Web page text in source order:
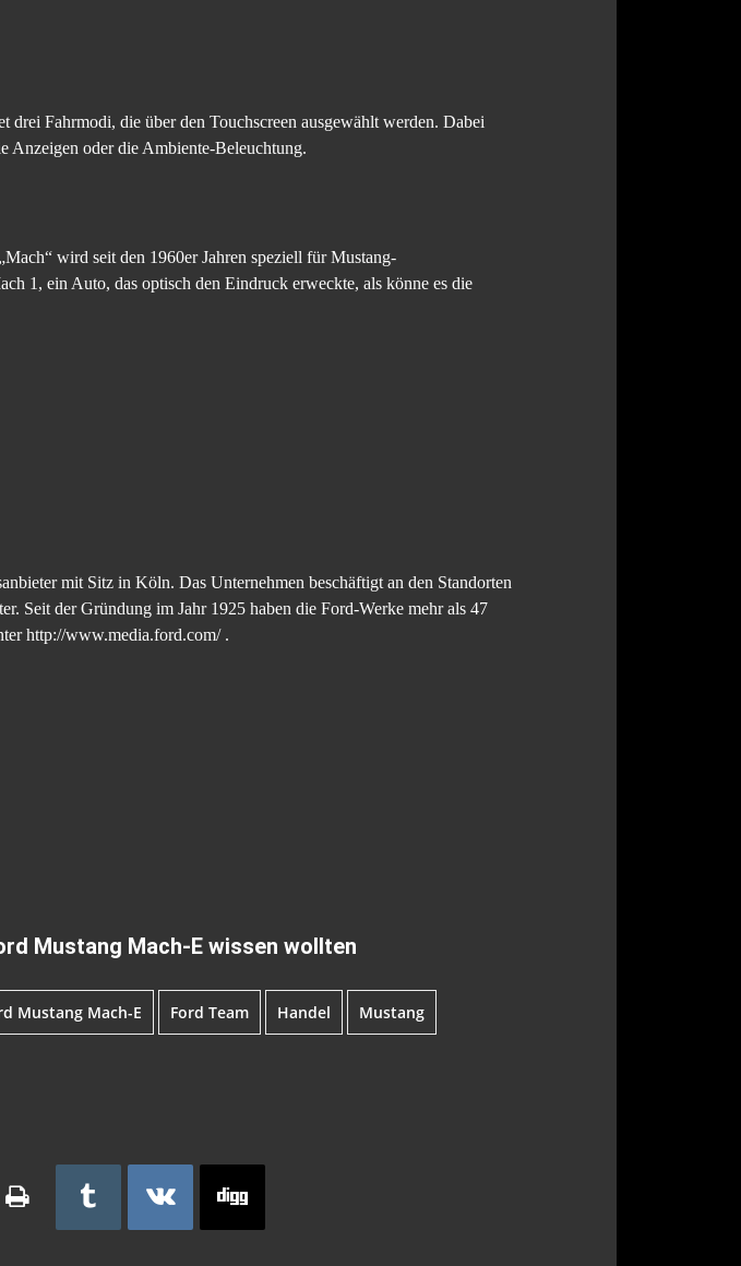
drei Fahrmodi, die über den Touchscreen ausgewählt werden. Dabei
Anzeigen oder die Ambiente-Beleuchtung.
wird seit den 1960er Jahren speziell für Mustang-
1, ein Auto, das optisch den Eindruck erweckte, als könne es die
mit Sitz in Köln. Das Unternehmen beschäftigt an den Standorten
Seit der Gründung im Jahr 1925 haben die Ford-Werke mehr als 47
http://www.media.ford.com/ .
Mustang Mach-E wissen wollten
Mustang Mach-E Ford Team Handel Mustang